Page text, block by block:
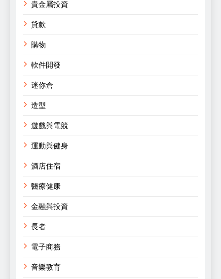
貴金屬投資
貸款
購物
軟件開發
迷你倉
造型
遊戲與電競
運動與健身
酒店住宿
醫療健康
金融與投資
長者
電子商務
音樂教育